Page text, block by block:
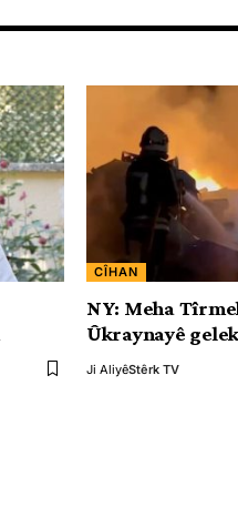
CÎHAN
NY: Meha
Ûkraynayê
Ji AliyêStêrk TV